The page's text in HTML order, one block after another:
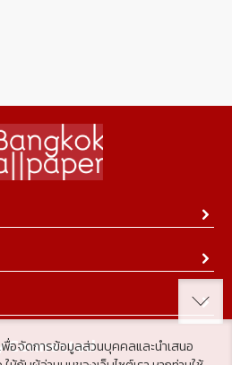
อจัดการข้อมูลส่วนบุคคลและนำเสนอ
Connected